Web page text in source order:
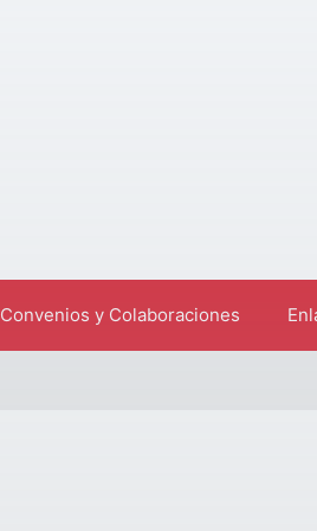
Convenios y Colaboraciones